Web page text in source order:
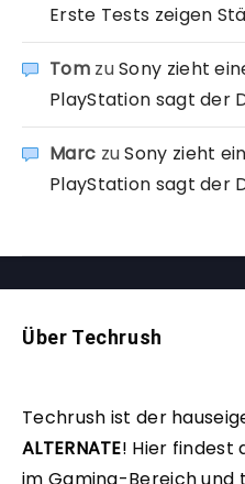
Erste Tests zeigen
TomzuSony zieht
PlayStation sagt der
Marc zuSony zieht
PlayStation sagt der
Über Techrush
Techrush ist der
ALTERNATE! Hier findest
im Gaming-Bereich und